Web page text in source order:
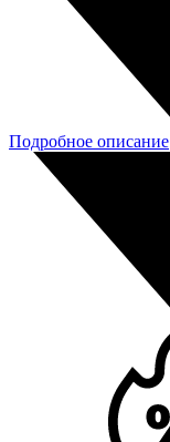
Подробное описание